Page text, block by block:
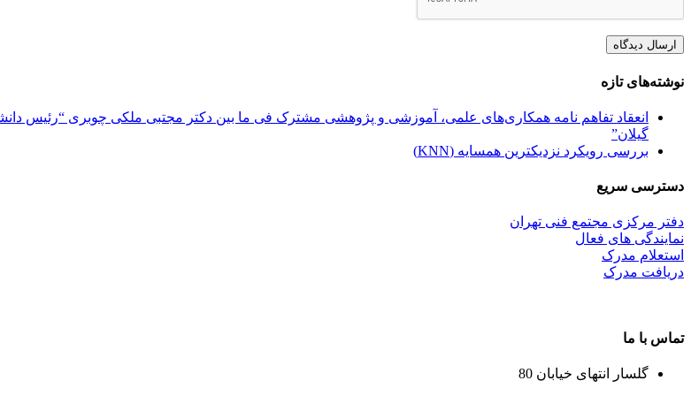
نوشته‌های تازه
انعقاد تفاهم نامه همکاری‌های علمی، آموزشی و پژوهشی مشترک فی ما بین دکتر مجتبی ملکی چوبری “رئیس
گیلان”
بررسی رویکرد نزدیکترین همسایه (KNN)
دسترسی سریع
دفتر مرکزی مجتمع فنی تهران
نمایندگی های فعال
استعلام مدرک
دریافت مدرک
تماس با ما
گلسار انتهای خیابان 80